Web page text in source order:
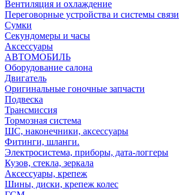
Вентиляция и охлаждение
Переговорные устройства и системы связи
Сумки
Секундомеры и часы
Аксессуары
АВТОМОБИЛЬ
Оборудование салона
Двигатель
Оригинальные гоночные запчасти
Подвеска
Трансмиссия
Тормозная система
ШС, наконечники, аксессуары
Фитинги, шланги.
Электросистема, приборы, дата-логгеры
Кузов, стекла, зеркала
Аксессуары, крепеж
Шины, диски, крепеж колес